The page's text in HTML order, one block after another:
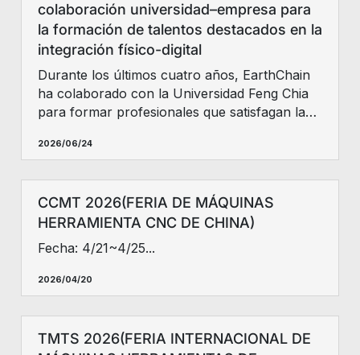
colaboración universidad–empresa para
la formación de talentos destacados en la
integración físico-digital
Durante los últimos cuatro años, EarthChain
ha colaborado con la Universidad Feng Chia
para formar profesionales que satisfagan las
innovación a través de la cooperación entre la
2026/06/24
CCMT 2026(FERIA DE MÁQUINAS
HERRAMIENTA CNC DE CHINA)
Fecha: 4/21~4/25...
2026/04/20
TMTS 2026(FERIA INTERNACIONAL DE